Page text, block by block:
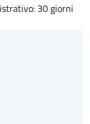
30 giorni